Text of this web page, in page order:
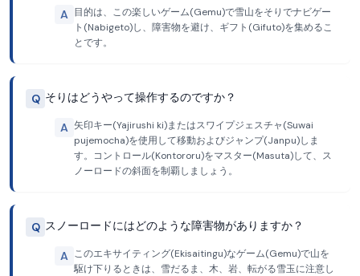
A 目的は、この楽しいゲーム(Gemu)で雪山をそりでナビゲー
ト(Nabigeto)し、障害物を避け、ギフト(Gifuto)を集めるこ
とです。
Q そりはどうやって操作するのですか？
A 矢印キー(Yajirushi ki)またはスワイプジェスチャ(Suwai
pujemocha)を使用して移動およびジャンプ(Janpu)しま
す。コントロール(Kontororu)をマスター(Masuta)して、ス
ノーロードの斜面を制覇しましょう。
Q スノーロードにはどのような障害物がありますか？
A このエキサイティング(Ekisaitingu)なゲーム(Gemu)で山を
駆け下りるときは、雪だるま、木、岩、転がる雪玉に注意し